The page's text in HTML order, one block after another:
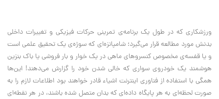
ورزشکاری که در طول یک برنامه‌ی تمرینی حرکات فیزیکی و تغییرات داخلی
بدنش مورد مطالعه قرار می‌گیرد؛ شامپانزه‌ای که سوژه‌ی یک تحقیق علمی است
و یا قفسه‌ی مخصوص کنسروهای ماهی در یک خوار و بار فروشی یا باک بنزین‌
هوشمند یک خودروی سواری که خالی شدن خود را گزارش می‌دهند! این‌ها
همگی با استفاده از فناوری اینترنت اشیاء قادر خواهند بود اطلاعات لازم را به
صورت لحظه‌ای به هر پایگاه داده‌ای که بدان متصل شده باشند، در هر نقطه‌ای